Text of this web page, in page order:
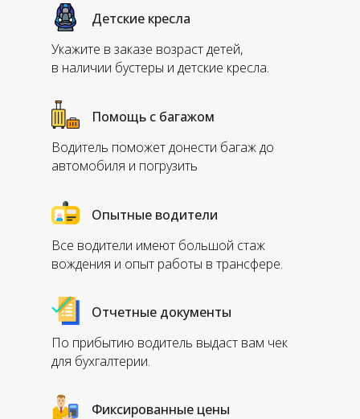
Укажите в заказе возраст детей,
в наличии бустеры и детские кресла.
Водитель поможет донести багаж до
автомобиля и погрузить
Детские кресла
Помощь с багажом
Все водители имеют большой стаж
вождения и опыт работы в трансфере.
По прибытию водитель выдаст вам чек
для бухгалтерии.
Опытные водители
Отчетные документы
Фиксированные цены